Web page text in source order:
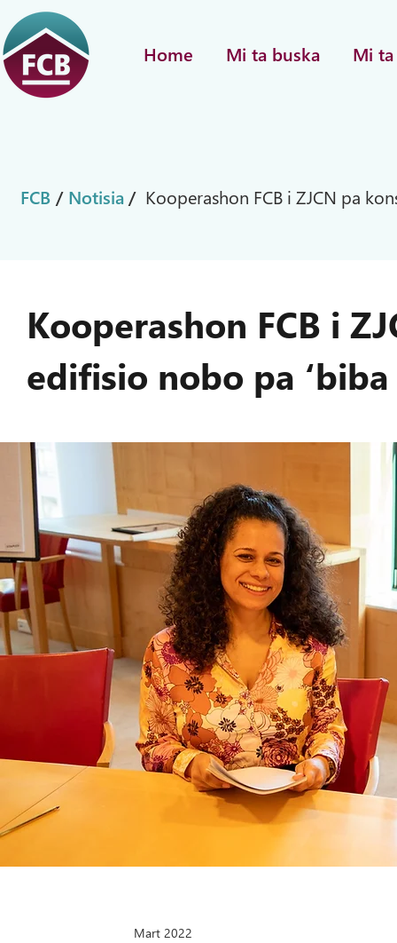
Home Mi ta buska Mi
FCB / Notisia / Kooperashon FCB i ZJCN pa
Kooperashon FCB i
edifisio nobo pa
Mart 2022